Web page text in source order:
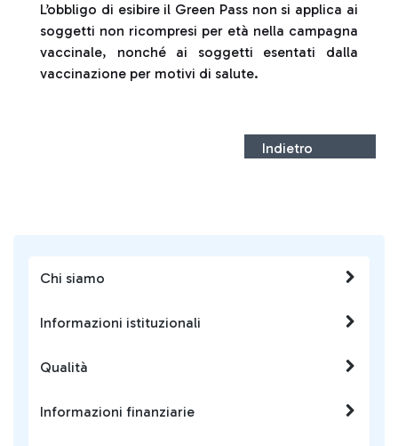
Chi siamo
Informazioni istituzionali
Qualità
Informazioni finanziarie
L’obbligo di esibire il Green Pass non si applica ai
soggetti non ricompresi per età nella campagna
vaccinale, nonché ai soggetti esentati dalla
vaccinazione per motivi di salute.
Indietro